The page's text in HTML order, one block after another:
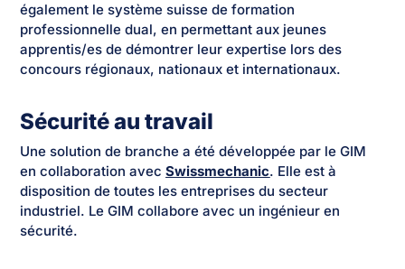
également le système suisse de formation
professionnelle dual, en permettant aux jeunes
apprentis/es de démontrer leur expertise lors des
concours régionaux, nationaux et internationaux.
Sécurité au travail
Une solution de branche a été développée par le GIM
en collaboration avecSwissmechanic. Elle est à
disposition de toutes les entreprises du secteur
industriel. Le GIM collabore avec un ingénieur en
sécurité.